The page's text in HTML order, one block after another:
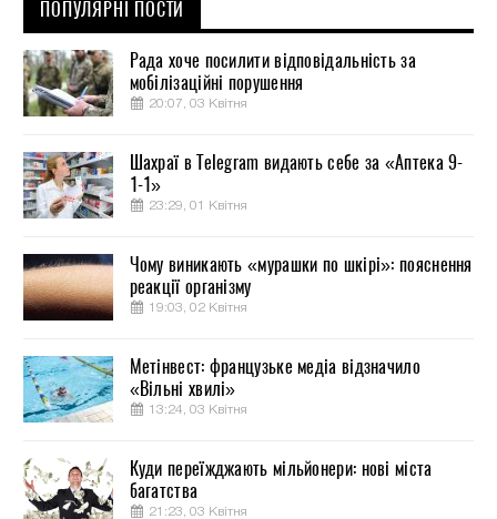
ПОПУЛЯРНІ ПОСТИ
Рада хоче посилити відповідальність за
мобілізаційні порушення
20:07, 03 Квітня
Шахраї в Telegram видають себе за «Аптека 9-
1-1»
23:29, 01 Квітня
Чому виникають «мурашки по шкірі»: пояснення
реакції організму
19:03, 02 Квітня
Метінвест: французьке медіа відзначило
«Вільні хвилі»
13:24, 03 Квітня
Куди переїжджають мільйонери: нові міста
багатства
21:23, 03 Квітня